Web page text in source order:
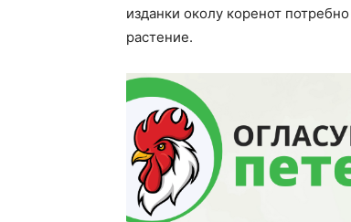
изданки околу коренот
растение.